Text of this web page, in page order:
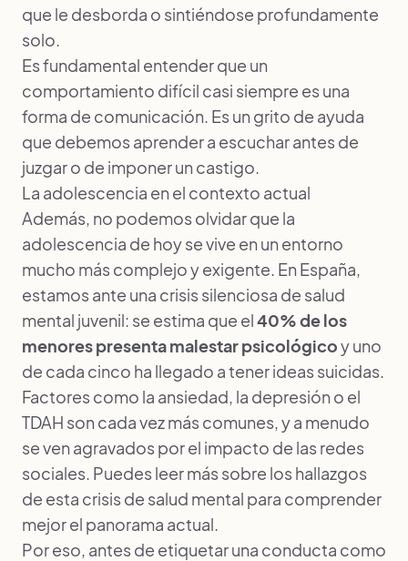
que le desborda o sintiéndose profundamente
solo.
Es fundamental entender que un
comportamiento difícil casi siempre es una
forma de comunicación. Es un grito de ayuda
que debemos aprender a escuchar antes de
juzgar o de imponer un castigo.
La adolescencia en el contexto actual
Además, no podemos olvidar que la
adolescencia de hoy se vive en un entorno
mucho más complejo y exigente. En España,
estamos ante una crisis silenciosa de salud
mental juvenil: se estima que el40% de los
menores presenta malestar psicológicoy uno
de cada cinco ha llegado a tener ideas suicidas.
Factores como la ansiedad, la depresión o el
TDAH son cada vez más comunes, y a menudo
se ven agravados por el impacto de las redes
sociales. Puedes leer más sobre los hallazgos
de esta crisis de salud mental para comprender
mejor el panorama actual.
Por eso, antes de etiquetar una conducta como